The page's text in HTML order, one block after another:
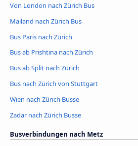
Von London nach Zürich Bus
Mailand nach Zürich Bus
Bus Paris nach Zürich
Bus ab Prishtina nach Zürich
Bus ab Split nach Zürich
Bus nach Zürich von Stuttgart
Wien nach Zürich Busse
Zadar nach Zürich Busse
Busverbindungen nach Metz